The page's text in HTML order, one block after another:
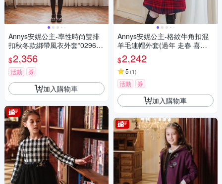
Annys安妮公主-率性時尚雙排
扣秋冬款綁帶風衣外套*0296紅
色
$2,356
活動 券
加入購物車
Annys安妮公主-格紋牛角扣混
羊毛連帽外套(過年 走春 喜氣)*
1672藍色
$2,242
5 (1)
活動 券
加入購物車